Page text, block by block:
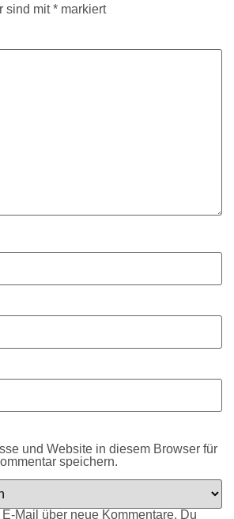
sind mit* markiert
und Website in diesem Browser für
speichern.
E-Mail über neue Kommentare. Du